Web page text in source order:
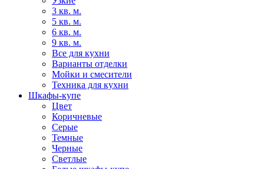
3 кв. м.
5 кв. м.
6 кв. м.
9 кв. м.
Все для кухни
Варианты отделки
Мойки и смесители
Техника для кухни
Шкафы-купе
Цвет
Коричневые
Серые
Темные
Черные
Светлые